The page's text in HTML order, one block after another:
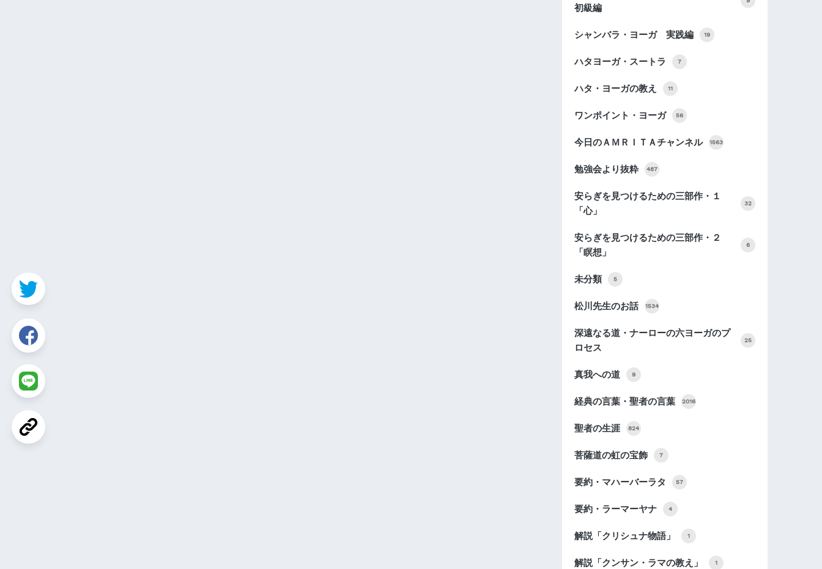
初級編
シャンバラ・ヨーガ 実践編 19
ハタヨーガ・スートラ 7
ハタ・ヨーガの教え 11
ワンポイント・ヨーガ 56
今日のＡＭＲＩＴＡチャンネル 1563
勉強会より抜粋 487
安らぎを見つけるための三部作・１
「心」
32
安らぎを見つけるための三部作・２
「瞑想」
6
未分類 5
松川先生のお話 1534
深遠なる道・ナーローの六ヨーガのプ
ロセス
25
真我への道 9
経典の言葉・聖者の言葉 2016
聖者の生涯 824
菩薩道の虹の宝飾 7
要約・マハーバーラタ 57
要約・ラーマーヤナ 4
解説「クリシュナ物語」 1
解説「クンサン・ラマの教え」 1